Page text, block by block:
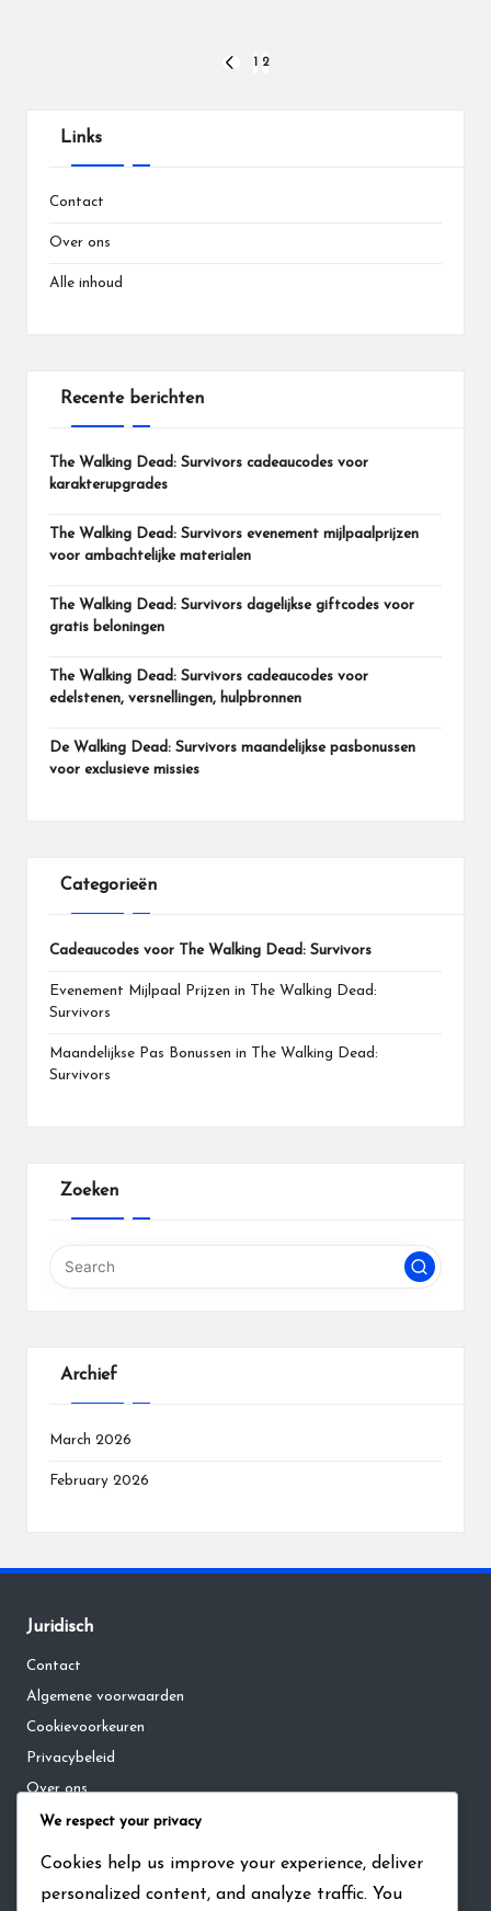
PREVIOUS
2
Links
Contact
Over ons
Alle inhoud
Recente berichten
The Walking Dead: Survivors cadeaucodes voor
karakterupgrades
The Walking Dead: Survivors evenement mijlpaalprijzen
voor ambachtelijke materialen
The Walking Dead: Survivors dagelijkse giftcodes voor
gratis beloningen
The Walking Dead: Survivors cadeaucodes voor
edelstenen, versnellingen, hulpbronnen
De Walking Dead: Survivors maandelijkse pasbonussen
voor exclusieve missies
Categorieën
Cadeaucodes voor The Walking Dead: Survivors
Evenement Mijlpaal Prijzen in The Walking Dead:
Survivors
Maandelijkse Pas Bonussen in The Walking Dead:
Survivors
Zoeken
Archief
March 2026
February 2026
Juridisch
Contact
Algemene voorwaarden
Cookievoorkeuren
Privacybeleid
Over ons
Categorieën
Cadeaucodes voor The Walking Dead: Survivors
We respect your privacy
Cookies help us improve your experience, deliver
personalized content, and analyze traffic. You